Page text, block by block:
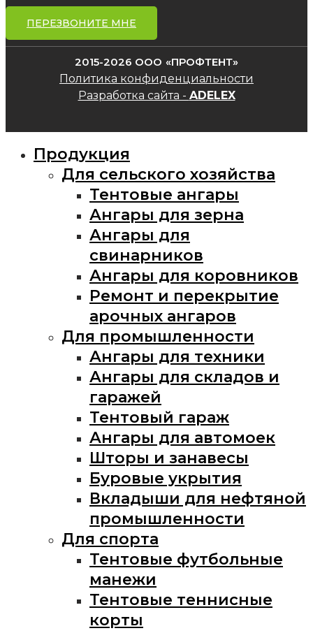
ПЕРЕЗВОНИТЕ МНЕ
2015-2026 ООО «ПРОФТЕНТ»
Политика конфиденциальности
Разработка сайта - ADELEX
Продукция
Для сельского хозяйства
Тентовые ангары
Ангары для зерна
Ангары для
свинарников
Ангары для коровников
Ремонт и перекрытие
арочных ангаров
Для промышленности
Ангары для техники
Ангары для складов и
гаражей
Тентовый гараж
Ангары для автомоек
Шторы и занавесы
Буровые укрытия
Вкладыши для нефтяной
промышленности
Для спорта
Тентовые футбольные
манежи
Тентовые теннисные
корты